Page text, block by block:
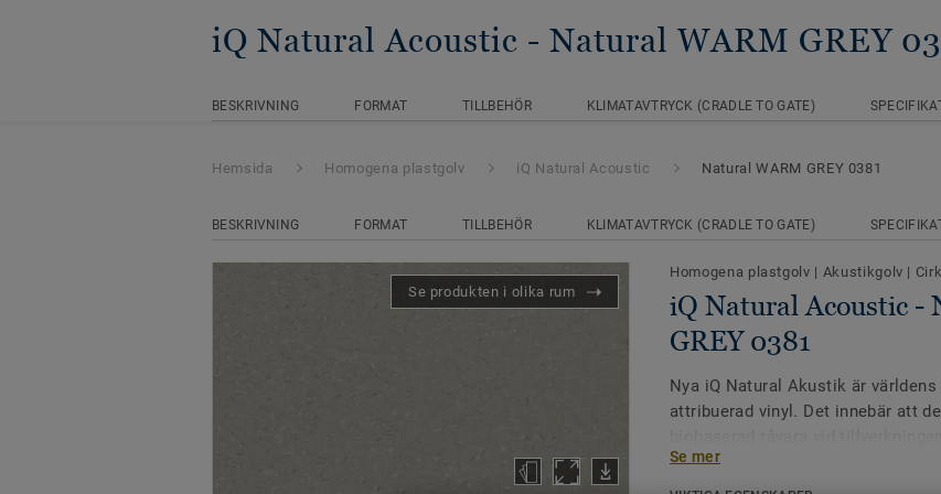
iQ Natural Acoustic - Natural WARM GREY
BESKRIVNING FORMAT TILLBEHÖR KLIMATAVTRYCK (CRADLE TO GATE)
Hemsida Homogena plastgolv iQ Natural Acoustic Natural WARM GREY 0381
BESKRIVNING FORMAT TILLBEHÖR KLIMATAVTRYCK (CRADLE TO GATE)
Se produkten i olika rum
Homogena plastgolv | Akustikgolv |
iQ Natural Acoustic -
GREY 0381
Nya iQ Natural Akustik är
attribuerad vinyl. Det innebär att
massbalans.
Se mer